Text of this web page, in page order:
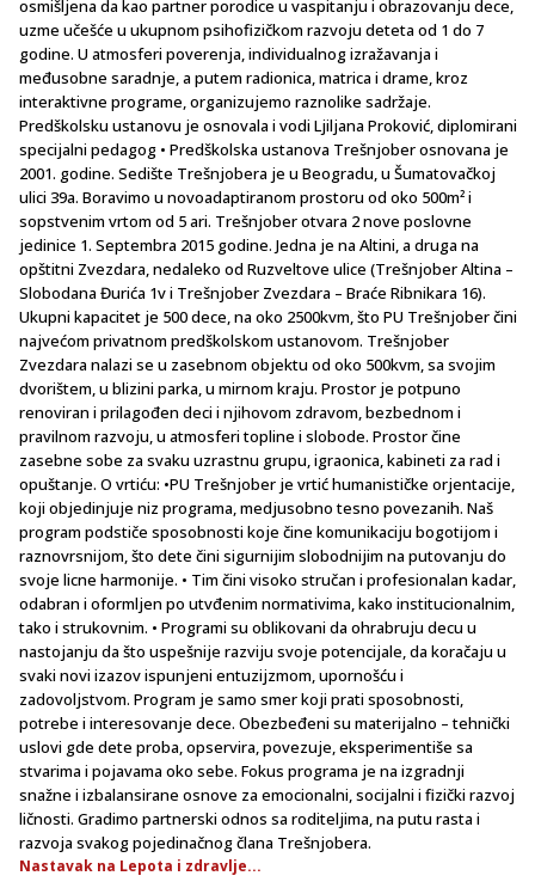
osmišljena da kao partner porodice u vaspitanju i obrazovanju dece,
uzme učešće u ukupnom psihofizičkom razvoju deteta od 1 do 7
godine. U atmosferi poverenja, individualnog izražavanja i
međusobne saradnje, a putem radionica, matrica i drame, kroz
interaktivne programe, organizujemo raznolike sadržaje.
Predškolsku ustanovu je osnovala i vodi Ljiljana Proković, diplomirani
specijalni pedagog • Predškolska ustanova Trešnjober osnovana je
2001. godine. Sedište Trešnjobera je u Beogradu, u Šumatovačkoj
ulici 39a. Boravimo u novoadaptiranom prostoru od oko 500m² i
sopstvenim vrtom od 5 ari. Trešnjober otvara 2 nove poslovne
jedinice 1. Septembra 2015 godine. Jedna je na Altini, a druga na
opštitni Zvezdara, nedaleko od Ruzveltove ulice (Trešnjober Altina –
Slobodana Đurića 1v i Trešnjober Zvezdara – Braće Ribnikara 16).
Ukupni kapacitet je 500 dece, na oko 2500kvm, što PU Trešnjober čini
najvećom privatnom predškolskom ustanovom. Trešnjober
Zvezdara nalazi se u zasebnom objektu od oko 500kvm, sa svojim
dvorištem, u blizini parka, u mirnom kraju. Prostor je potpuno
renoviran i prilagođen deci i njihovom zdravom, bezbednom i
pravilnom razvoju, u atmosferi topline i slobode. Prostor čine
zasebne sobe za svaku uzrastnu grupu, igraonica, kabineti za rad i
opuštanje. O vrtiću: •PU Trešnjober je vrtić humanističke orjentacije,
koji objedinjuje niz programa, medjusobno tesno povezanih. Naš
program podstiče sposobnosti koje čine komunikaciju bogotijom i
raznovrsnijom, što dete čini sigurnijim slobodnijim na putovanju do
svoje licne harmonije. • Tim čini visoko stručan i profesionalan kadar,
odabran i oformljen po utvđenim normativima, kako institucionalnim,
tako i strukovnim. • Programi su oblikovani da ohrabruju decu u
nastojanju da što uspešnije razviju svoje potencijale, da koračaju u
svaki novi izazov ispunjeni entuzijzmom, upornošću i
zadovoljstvom. Program je samo smer koji prati sposobnosti,
potrebe i interesovanje dece. Obezbeđeni su materijalno – tehnički
uslovi gde dete proba, opservira, povezuje, eksperimentiše sa
stvarima i pojavama oko sebe. Fokus programa je na izgradnji
snažne i izbalansirane osnove za emocionalni, socijalni i fizički razvoj
ličnosti. Gradimo partnerski odnos sa roditeljima, na putu rasta i
razvoja svakog pojedinačnog člana Trešnjobera.
Nastavak na Lepota i zdravlje...